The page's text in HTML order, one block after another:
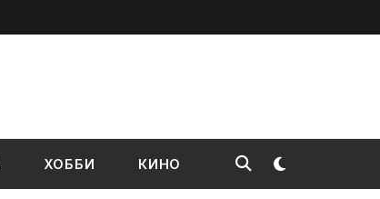
ХОББИ КИНО